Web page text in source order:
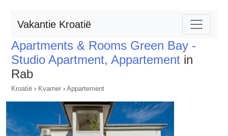
Vakantie Kroatië
Apartments & Rooms Green Bay -
Studio Apartment, Appartement in
Rab
Kroatië › Kvarner › Appartement